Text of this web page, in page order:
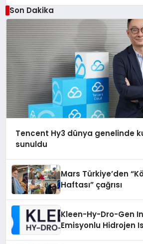
Son Dakika
Tencent Hy3 dünya genelinde
sunuldu
Mars Türkiye’den
Haftası” çağrısı
Kleen-Hy-Dro-Gen
Emisyonlu Hidrojen